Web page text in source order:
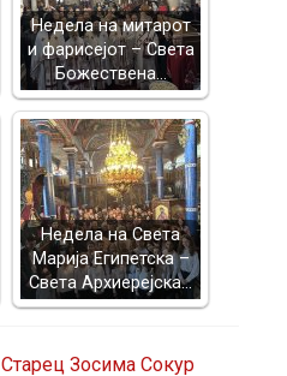
Недела на митарот
и фарисејот – Светa
Божествена…
Недела на Света
Марија Египетска –
Света Архиерејска…
Старец Зосима Сокур